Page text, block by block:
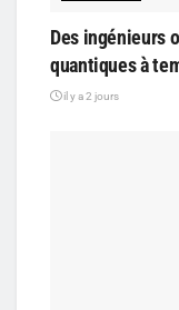
Des ingénieurs
quantiques à
il y a 2 jours